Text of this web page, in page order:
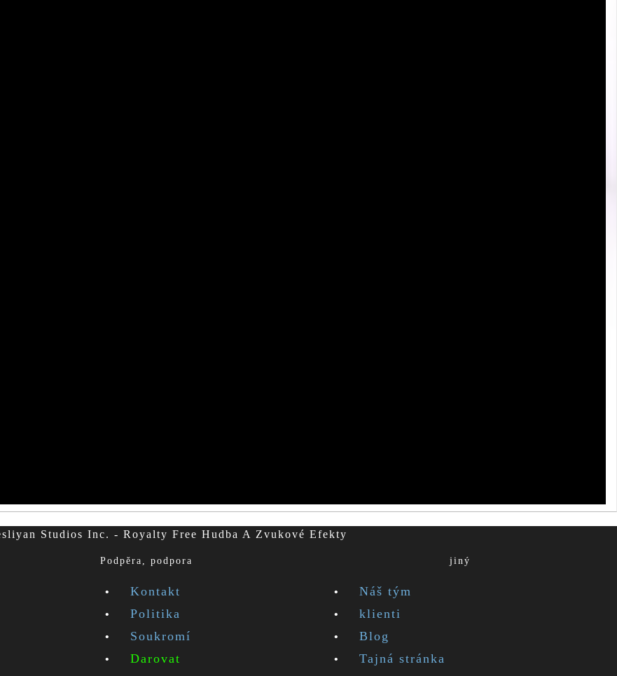
Studios Inc. - Royalty Free Hudba A Zvukové Efekty
Podpěra, podpora
Kontakt
Politika
Soukromí
Darovat
jiný
Náš tým
klienti
Blog
Tajná stránka